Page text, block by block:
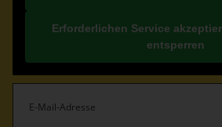
Erforderlichen Service
entsperren
Mail-